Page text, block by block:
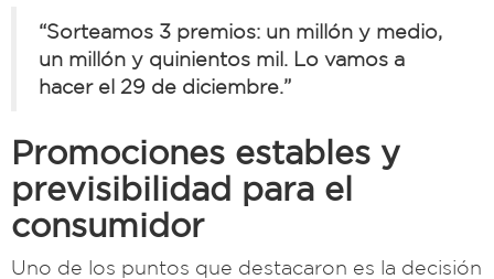
“Sorteamos 3 premios: un millón y medio,
un millón y quinientos mil. Lo vamos a
hacer el 29 de diciembre.”
Promociones estables y
previsibilidad para el
consumidor
Uno de los puntos que destacaron es la decisión